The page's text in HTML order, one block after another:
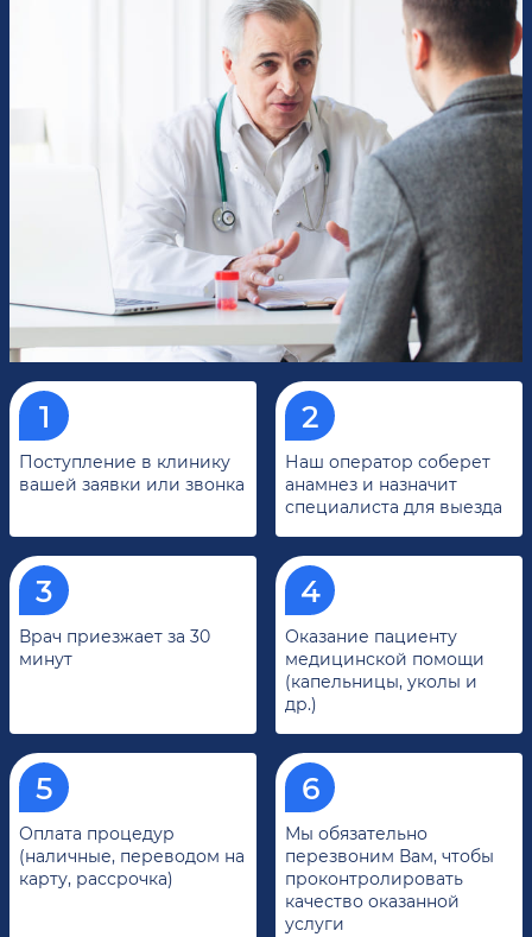
Поступление в клинику
вашей заявки или звонка
Наш оператор соберет
анамнез и назначит
специалиста для выезда
Врач приезжает за 30
минут
Оказание пациенту
медицинской помощи
(капельницы, уколы и
др.)
Оплата процедур
(наличные, переводом на
карту, рассрочка)
Мы обязательно
перезвоним Вам, чтобы
проконтролировать
качество оказанной
услуги